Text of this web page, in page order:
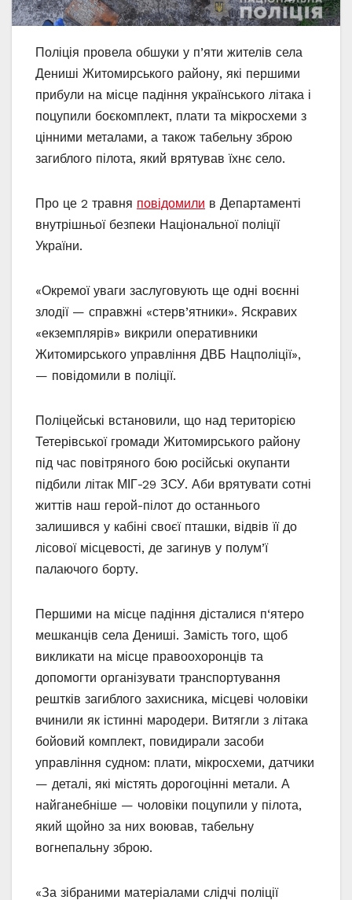
Поліція провела обшуки у п’яти жителів села
Дениші Житомирського району, які першими
прибули на місце падіння українського літака і
поцупили боєкомплект, плати та мікросхеми з
цінними металами, а також табельну зброю
загиблого пілота, який врятував їхнє село.
Про це 2 травня повідомили в Департаменті
внутрішньої безпеки Національної поліції
України.
«Окремої уваги заслуговують ще одні воєнні
злодії — справжні «стерв’ятники». Яскравих
«екземплярів» викрили оперативники
Житомирського управління ДВБ Нацполіції»,
— повідомили в поліції.
Поліцейські встановили, що над територією
Тетерівської громади Житомирського району
під час повітряного бою російські окупанти
підбили літак МІГ-29 ЗСУ. Аби врятувати сотні
життів наш герой-пілот до останнього
залишився у кабіні своєї пташки, відвів її до
лісової місцевості, де загинув у полум’ї
палаючого борту.
Першими на місце падіння дісталися п‘ятеро
мешканців села Дениші. Замість того, щоб
викликати на місце правоохоронців та
допомогти організувати транспортування
рештків загиблого захисника, місцеві чоловіки
вчинили як істинні мародери. Витягли з літака
бойовий комплект, повидирали засоби
управління судном: плати, мікросхеми, датчики
— деталі, які містять дорогоцінні метали. А
найганебніше — чоловіки поцупили у пілота,
який щойно за них воював, табельну
вогнепальну зброю.
«За зібраними матеріалами слідчі поліції